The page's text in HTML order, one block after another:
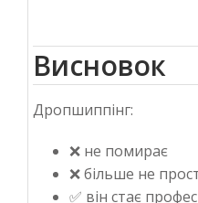
Висновок
Дропшиппінг:
❌ не помирає
❌ більше не
✅ він стає